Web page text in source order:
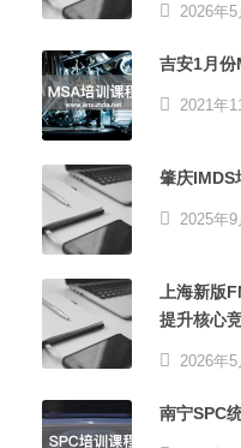
2026年5
吉安1月份
2021年
肇庆IMDS
2025年9
上海新版
提升核心
2026年5
南宁SPC